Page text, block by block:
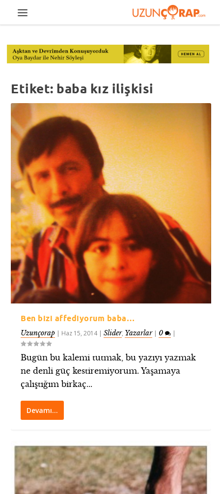
Etiket: baba kız ilişkisi
Ben bizi affediyorum baba…
Uzunçorap | Haz 15, 2014|Slider, Yazarlar| 0 |
Bugün bu kalemi tutmak, bu yazıyı yazmak
ne denli güç kestiremiyorum. Yaşamaya
çalıştığım birkaç...
Devamı…